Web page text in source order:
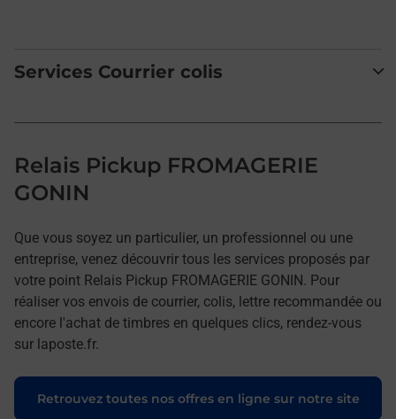
Services Courrier colis
Relais Pickup FROMAGERIE
GONIN
Que vous soyez un particulier, un professionnel ou une
entreprise, venez découvrir tous les services proposés par
votre point Relais Pickup FROMAGERIE GONIN. Pour
réaliser vos envois de courrier, colis, lettre recommandée ou
encore l'achat de timbres en quelques clics, rendez-vous
sur laposte.fr.
Retrouvez toutes nos offres en ligne sur notre site